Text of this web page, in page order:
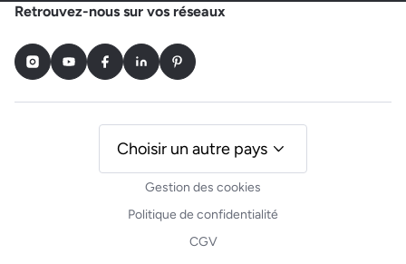
32 LE BROUSSAIS, TOURNEBRIDE, ROUTE DE RENNES
Fermé actuellement
Retrouvez-nous sur vos réseaux
InstagramYoutubeFacebookLinkedInPinterest
Gestion des cookies
Politique de confidentialité
CGV
Choisir un autre pays